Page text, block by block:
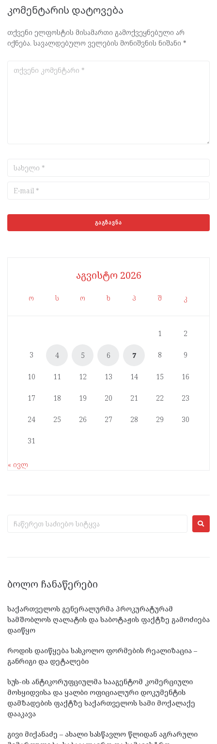
კომენტარის დატოვება
თქვენი ელფოსტის მისამართი გამოქვეყნებული არ
იქნება. სავალდებულო ველების მონიშვნის ნიშანი *
აგვისტო 2026
ო ს ო ხ პ შ კ
1 2
3 4 5 6 7 8 9
10 11 12 13 14 15 16
17 18 19 20 21 22 23
24 25 26 27 28 29 30
31
« ივლ
ᲑᲝᲚᲝ ᲩᲐᲜᲐᲬᲔᲠᲔᲑᲘ
საქართველოს გენერალურმა პროკურატურამ
სამშობლოს ღალატის და საბოტაჟის ფაქტზე გამოძიება
დაიწყო
როდის დაიწყება სასკოლო ფორმების რეალიზაცია –
განრიგი და დეტალები
სუს-ის ანტიკორუფციულმა სააგენტომ კომერციული
მოსყიდვისა და ყალბი ოფიციალური დოკუმენტის
დამზადების ფაქტზე საქართველოს სამი მოქალაქე
დააკავა
გივი მიქანაძე – ახალი სასწავლო წლიდან აგრარული